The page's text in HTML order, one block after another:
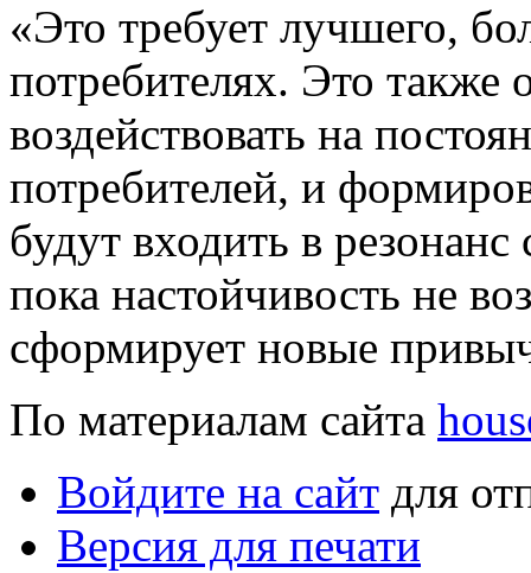
«Это требует лучшего,
потребителях. Это также
воздействовать на
потребителей, и
будут входить в
пока настойчивость не
сформирует новые
По материалам сайта
Войдите на сайт для
Версия для печати